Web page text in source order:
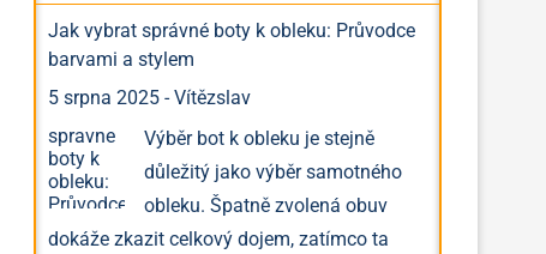
Průvodce moderními investicemi
od ETF až po nemovitostní fondy
12.5.2026
Strategie pro nastavení
Jak vybrat správné boty k obleku: Průvodce
barvami a stylem
5 srpna 2025 -Vítězslav
Výběr bot k obleku je stejně
důležitý jako výběr samotného
obleku. Špatně zvolená obuv
dokáže zkazit celkový dojem, zatímco ta